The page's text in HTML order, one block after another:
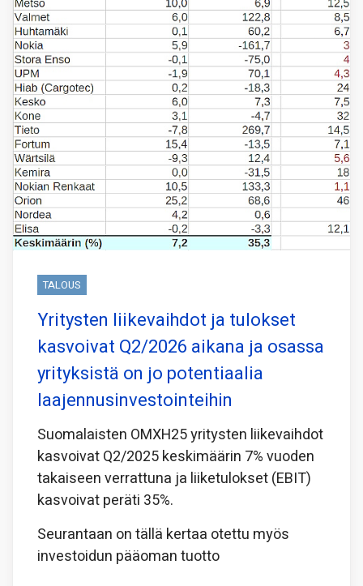
TALOUS
Yritysten liikevaihdot ja tulokset
kasvoivat Q2/2026 aikana ja osassa
yrityksistä on jo potentiaalia
laajennusinvestointeihin
Suomalaisten OMXH25 yritysten liikevaihdot
kasvoivat Q2/2025 keskimäärin 7% vuoden
takaiseen verrattuna ja liiketulokset (EBIT)
kasvoivat peräti 35%.
Seurantaan on tällä kertaa otettu myös
investoidun pääoman tuotto